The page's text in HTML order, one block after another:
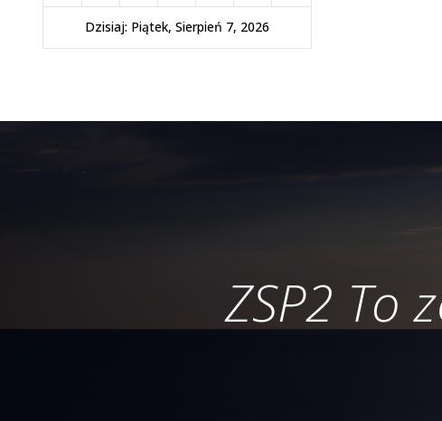
Dzisiaj: Piątek, Sierpień 7, 2026
ZSP2 To